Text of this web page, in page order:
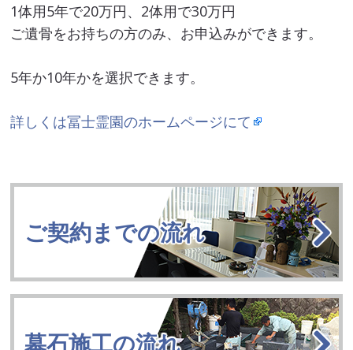
1体用5年で20万円、2体用で30万円
ご遺骨をお持ちの方のみ、お申込みができます。
5年か10年かを選択できます。
詳しくは冨士霊園のホームページにて
ご契約までの流れ
墓石施工の流れ